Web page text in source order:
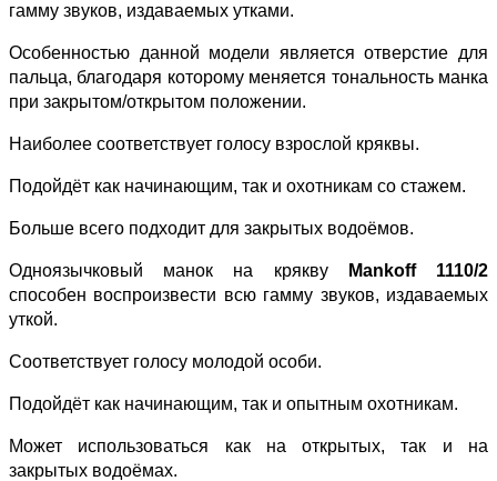
гамму звуков, издаваемых утками.
Особенностью данной модели является отверстие для
пальца, благодаря которому меняется тональность манка
при закрытом/открытом положении.
Наиболее соответствует голосу взрослой кряквы.
Подойдёт как начинающим, так и охотникам со стажем.
Больше всего подходит для закрытых водоёмов.
Одноязычковый манок на крякву
Mankoff 1110/2
способен воспроизвести всю гамму звуков, издаваемых
уткой.
Соответствует голосу молодой особи.
Подойдёт как начинающим, так и опытным охотникам.
Может использоваться как на открытых, так и на
закрытых водоёмах.